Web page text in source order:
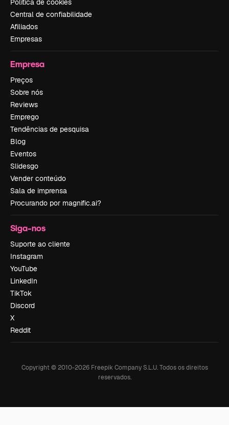
Política de cookies
Central de confiabilidade
Afiliados
Empresas
Empresa
Preços
Sobre nós
Reviews
Emprego
Tendências de pesquisa
Blog
Eventos
Slidesgo
Vender conteúdo
Sala de imprensa
Procurando por magnific.ai?
Siga-nos
Suporte ao cliente
Instagram
YouTube
LinkedIn
TikTok
Discord
X
Reddit
Copyright © 2010-2026Freepik Company S.L.U. Todos os direitos
reservados.